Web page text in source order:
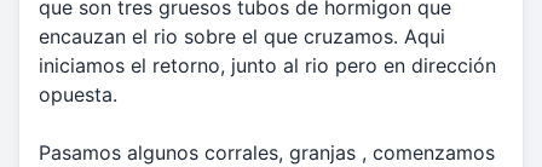
que son tres gruesos tubos de hormigon que
encauzan el rio sobre el que cruzamos. Aqui
iniciamos el retorno, junto al rio pero en dirección
opuesta.
Pasamos algunos corrales, granjas , comenzamos